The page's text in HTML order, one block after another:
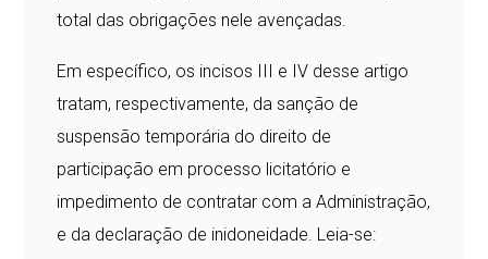
total das obrigações nele avençadas.
Em específico, os incisos III e IV desse artigo
tratam, respectivamente, da sanção de
suspensão temporária do direito de
participação em processo licitatório e
impedimento de contratar com a Administração,
e da declaração de inidoneidade. Leia-se: